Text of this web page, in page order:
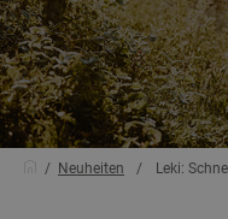
Neuheiten Leki: